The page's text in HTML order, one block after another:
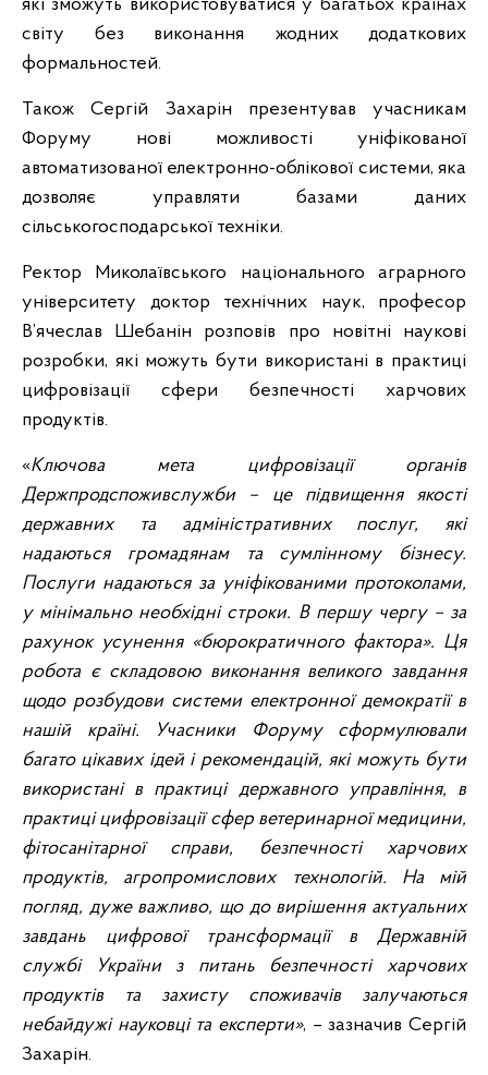
які зможуть використовуватися у багатьох країнах
світу без виконання жодних додаткових
формальностей.
Також Сергій Захарін презентував учасникам
Форуму нові можливості уніфікованої
автоматизованої електронно-облікової системи, яка
дозволяє управляти базами даних
сільськогосподарської техніки.
Ректор Миколаївського національного аграрного
університету доктор технічних наук, професор
В’ячеслав Шебанін розповів про новітні наукові
розробки, які можуть бути використані в практиці
цифровізації сфери безпечності харчових
продуктів.
«Ключова мета цифровізації органів
Держпродспоживслужби – це підвищення якості
державних та адміністративних послуг, які
надаються громадянам та сумлінному бізнесу.
Послуги надаються за уніфікованими протоколами,
у мінімально необхідні строки. В першу чергу – за
рахунок усунення «бюрократичного фактора». Ця
робота є складовою виконання великого завдання
щодо розбудови системи електронної демократії в
нашій країні. Учасники Форуму сформулювали
багато цікавих ідей і рекомендацій, які можуть бути
використані в практиці державного управління, в
практиці цифровізації сфер ветеринарної медицини,
фітосанітарної справи, безпечності харчових
продуктів, агропромислових технологій. На мій
погляд, дуже важливо, що до вирішення актуальних
завдань цифрової трансформації в Державній
службі України з питань безпечності харчових
продуктів та захисту споживачів залучаються
небайдужі науковці та експерти», – зазначив Сергій
Захарін.